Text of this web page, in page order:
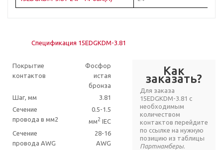
Спецификация 15EDGKDM-3.81
Покрытие
контактов
Фосфор
истая
бронза
Шаг, мм
3.81
Сечение
провода в мм2
0.5-1.5
мм2 IEC
Сечение
провода AWG
28-16
AWG
Как
заказать?
Для заказа
15EDGKDM-3.81 с
необходимым
количеством
контактов перейдите
по ссылке на нужную
позицию из таблицы
Партнамберы.